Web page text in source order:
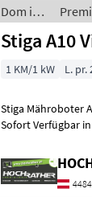
400m² +
Dom in
vrt /
Stiga
Stiga A10
1 KM/1 kW L. pr.
Stiga Mähroboter
Sofort Verfügbar in
Baujahr: 2026 +
bis zu 1000m² +
pro Mäheinsatz